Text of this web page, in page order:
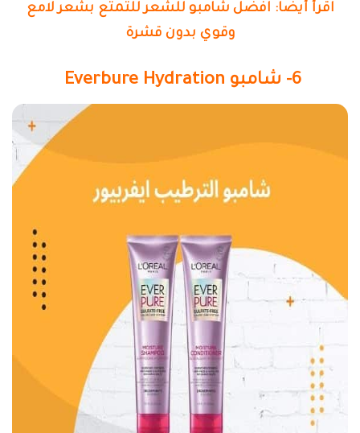
اقرأ أيضًا: افضل شامبو للشعر للتمتع بشعر لامع
وقوي بدون قشرة
6- شامبو Everbure Hydration